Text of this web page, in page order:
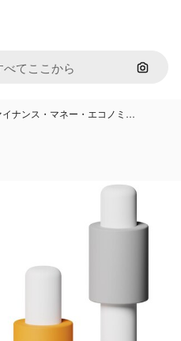
画像で
ナンス・マネー・エコノミ…